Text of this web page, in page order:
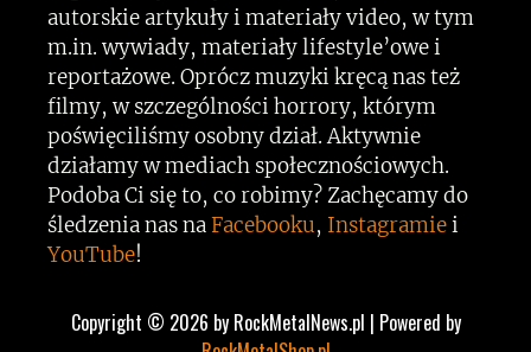
autorskie artykuły i materiały video, w tym
m.in. wywiady, materiały lifestyle’owe i
reportażowe. Oprócz muzyki kręcą nas też
filmy, w szczególności horrory, którym
poświęciliśmy osobny dział. Aktywnie
działamy w mediach społecznościowych.
Podoba Ci się to, co robimy? Zachęcamy do
śledzenia nas naFacebooku, Instagramiei
YouTube!
Copyright © 2026 by RockMetalNews.pl | Powered by